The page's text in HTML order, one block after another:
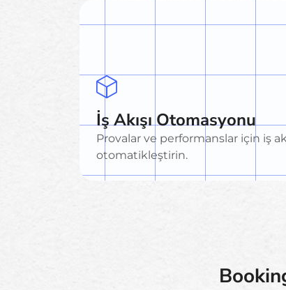
İş Akışı Otomasyonu
Provalar ve performanslar için iş
otomatikleştirin.